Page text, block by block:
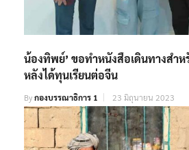
น้องทิพย์’ ขอทำหนังสือเดินทางสำ
หลังได้ทุนเรียนต่อจีน
Byกองบรรณาธิการ 1 23 มิถุนายน 2023